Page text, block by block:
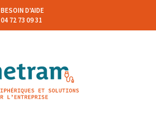
BESOIN D'AIDE
04 72 73 09 31